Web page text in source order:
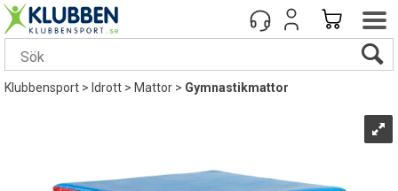
Klubbensport> Idrott>Mattor>Gymnastikmattor